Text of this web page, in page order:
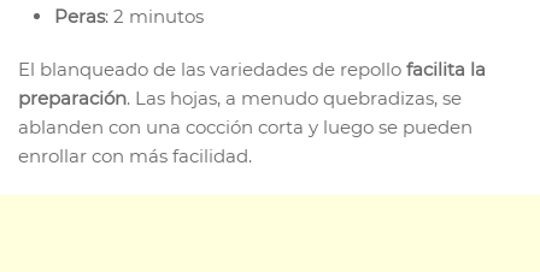
Peras: 2 minutos
El blanqueado de las variedades de repollo facilita la
preparación. Las hojas, a menudo quebradizas, se
ablanden con una cocción corta y luego se pueden
enrollar con más facilidad.